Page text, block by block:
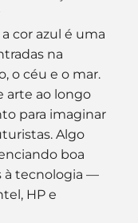
cor azul é uma
na
o céu e o mar.
arte ao longo
para imaginar
Algo
boa
à tecnologia —
HP e